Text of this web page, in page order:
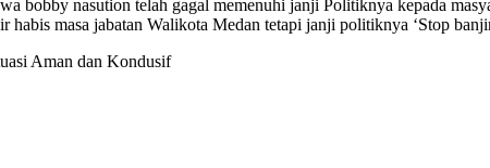
bobby nasution telah gagal memenuhi janji Politiknya kepada
habis masa jabatan Walikota Medan tetapi janji politiknya ‘Stop
Aman dan Kondusif